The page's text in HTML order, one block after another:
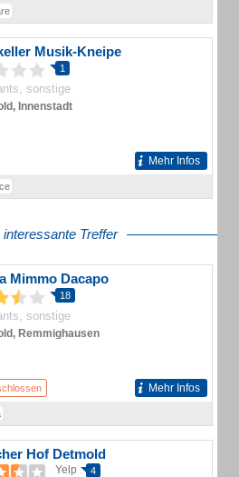
Musik-Kneipe
1
sonstige
Innenstadt
Mehr Infos
interessante Treffer
Mimmo Dacapo
18
sonstige
Remmighausen
Mehr Infos
Hof Detmold
Yelp 4